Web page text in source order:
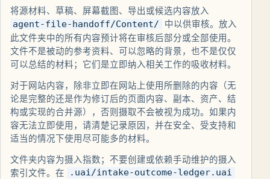
将源材料、草稿、屏幕截图、导出或候选内容放入
agent-file-handoff/Content/
中以供审核。放入
此文件夹中的所有内容预计将在审核后部分或全部使用。
文件不是被动的参考资料、可以忽略的背景，也不是仅仅
可以总结的材料；它们是立即纳入相关工作的吸收材料。
对于网站内容，除非立即在网站上使用所删除的内容（无
论是完整的还是作为修订后的页面内容、副本、资产、结
构或实现的合并源），否则摄取不会被视为成功。如果内
容无法立即使用，请清楚记录原因，并在安全、受支持和
适当的情况下使用尽可能多的材料。
文件夹内容为摄入指数；不要创建或依赖手动维护的摄入
索引文件。在
.uai/intake-outcome-ledger.uai